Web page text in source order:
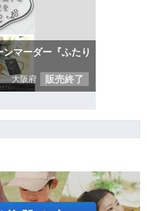
ンマーダー『ふたり
大阪府 販売終了